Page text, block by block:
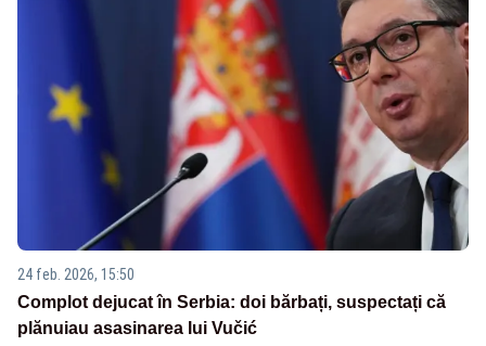
24 feb. 2026, 15:50
Complot dejucat în Serbia: doi bărbați, suspectați că
plănuiau asasinarea lui Vučić